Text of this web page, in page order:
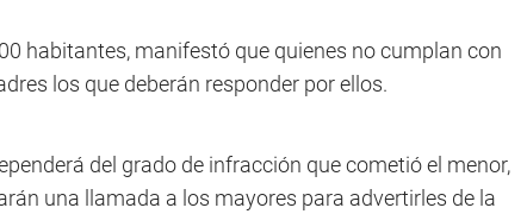
habitantes, manifestó que quienes no cumplan con
los que deberán responder por ellos.
del grado de infracción que cometió el menor,
una llamada a los mayores para advertirles de la